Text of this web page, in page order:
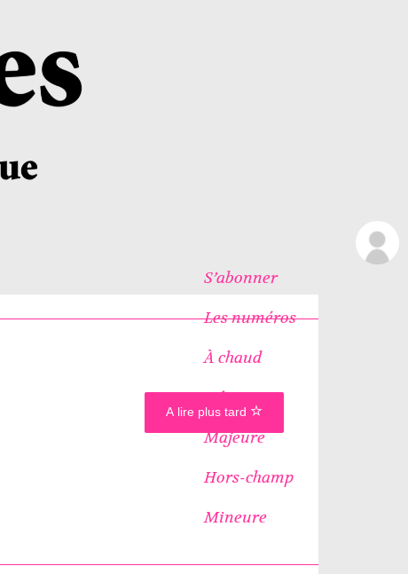
S’abonner
Les numéros
À chaud
Icônes
Majeure
Hors-champ
Mineure
A lire plus tard